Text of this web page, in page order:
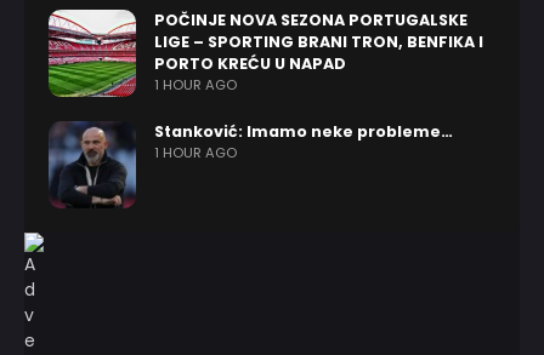
POČINJE NOVA SEZONA PORTUGALSKE
LIGE – SPORTING BRANI TRON, BENFIKA I
PORTO KREĆU U NAPAD
1 HOUR AGO
Stanković: Imamo neke probleme…
1 HOUR AGO